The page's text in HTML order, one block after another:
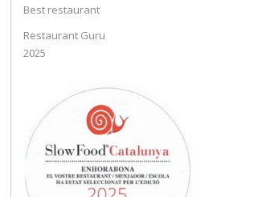
Best restaurant
Restaurant Guru
2025